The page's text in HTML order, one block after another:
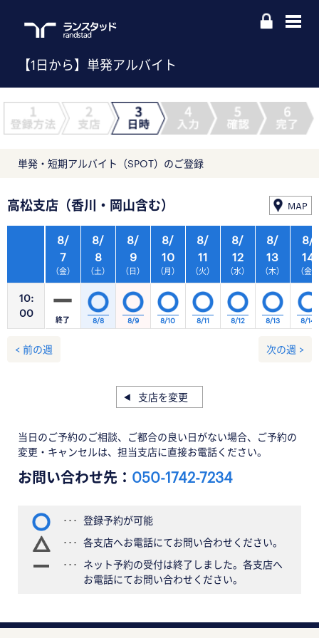
【1日から】単発アルバイト
単発・短期アルバイト（SPOT）のご登録
高松支店（香川・岡山含む） MAP
10:
00
8/
7
（金）
8/
8
（土）
8/
9
（日）
8/
10
（月）
8/
11
（火）
8/
12
（水）
8/
13
（木）
終了 8/8 8/9 8/10 8/11 8/12 8/13
8/
14
（金）
8/14
< 前の週 次の週 >
支店を変更
当日のご予約のご相談、ご都合の良い日がない場合、ご予約の
変更・キャンセルは、担当支店に直接お電話ください。
お問い合わせ先： 050-1742-7234
登録予約が可能
各支店へお電話にてお問い合わせください。
ネット予約の受付は終了しました。各支店へ
お電話にてお問い合わせください。